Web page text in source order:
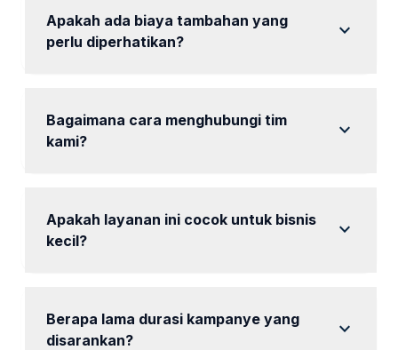
Apakah ada biaya tambahan yang
perlu diperhatikan?
expand_more
Bagaimana cara menghubungi tim
kami?
expand_more
Apakah layanan ini cocok untuk bisnis
kecil?
expand_more
Berapa lama durasi kampanye yang
disarankan?
expand_more